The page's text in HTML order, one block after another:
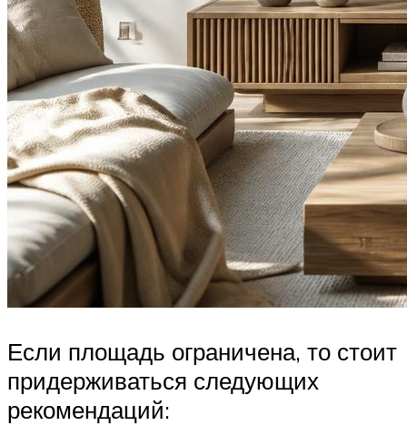
Если площадь ограничена, то стоит
придерживаться следующих
рекомендаций: